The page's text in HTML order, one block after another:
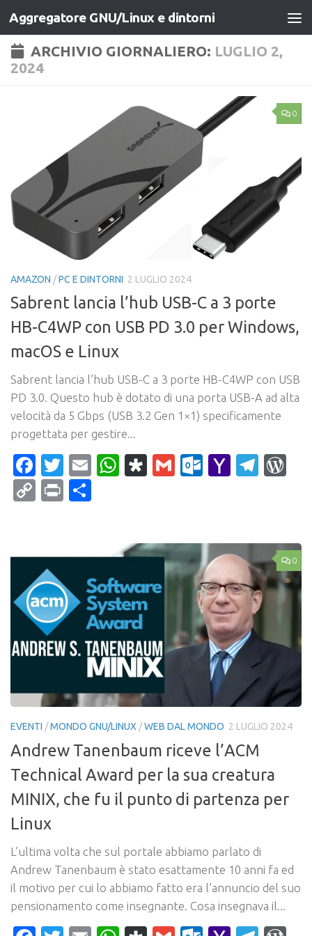
Salta al contenuto
Aggregatore GNU/Linux e dintorni
ARCHIVIO GIORNALIERO: LUGLIO 2,
2024
0
AMAZON /PC E DINTORNI 2 LUGLIO 2024
Sabrent lancia l’hub USB-C a 3 porte
HB-C4WP con USB PD 3.0 per Windows,
macOS e Linux
Sabrent lancia l’hub USB-C a 3 porte HB-C4WP con USB
PD 3.0. Questo hub è dotato di una porta USB-A ad alta
velocità da 5 Gbps (USB 3.2 Gen 1×1) specificamente
progettata per gestire...
Facebook
Twitter
EmailWhatsApp
Diaspora
Gmail Yahoo
CopyPrint
0
EVENTI /MONDO GNU/LINUX /WEB DAL MONDO 2 LUGLIO 2024
Andrew Tanenbaum riceve l’ACM
Technical Award per la sua creatura
MINIX, che fu il punto di partenza per
Linux
L’ultima volta che sul portale abbiamo parlato di
Andrew Tanenbaum è stato esattamente 10 anni fa ed
il motivo per cui lo abbiamo fatto era l’annuncio del suo
pensionamento come insegnante. Cosa insegnava il...